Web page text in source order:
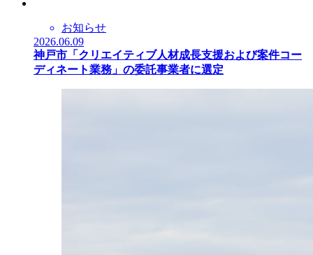
お知らせ
2026.06.09
神戸市「クリエイティブ人材成長支援および案件コー
ディネート業務」の委託事業者に選定